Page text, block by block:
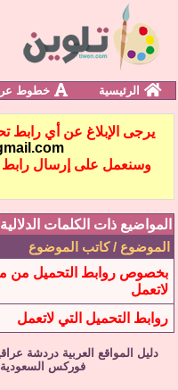
الرئيسية خطوط
يرجى الإبلاغ عن أي رابط
وسنعمل على إرسال
المواضيع ذات الكلمات
الموضوع / كاتب الموضوع
لاتعمل
روابط التحميل التي لاتعمل
دليل المواقع العربية دردشة
فوركس السعودية